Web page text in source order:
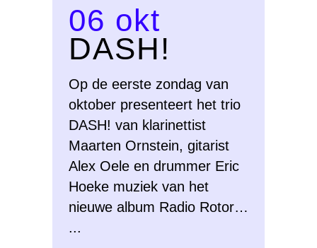
06 okt
DASH!
Op de eerste zondag van
oktober presenteert het trio
DASH! van klarinettist
Maarten Ornstein, gitarist
Alex Oele en drummer Eric
Hoeke muziek van het
nieuwe album Radio Rotor…
...